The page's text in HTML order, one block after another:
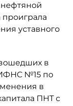
уставного
в
№15 по
в
ПНТ с